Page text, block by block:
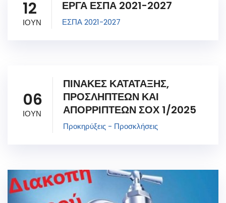
12
ΙΟΥΝ
ΕΡΓΑ ΕΣΠΑ 2021-2027
ΕΣΠΑ 2021-2027
06
ΙΟΥΝ
ΠΙΝΑΚΕΣ ΚΑΤΑΤΑΞΗΣ,
ΠΡΟΣΛΗΠΤΕΩΝ ΚΑΙ
ΑΠΟΡΡΙΠΤΕΩΝ ΣΟΧ 1/2025
Προκηρύξεις - Προσκλήσεις